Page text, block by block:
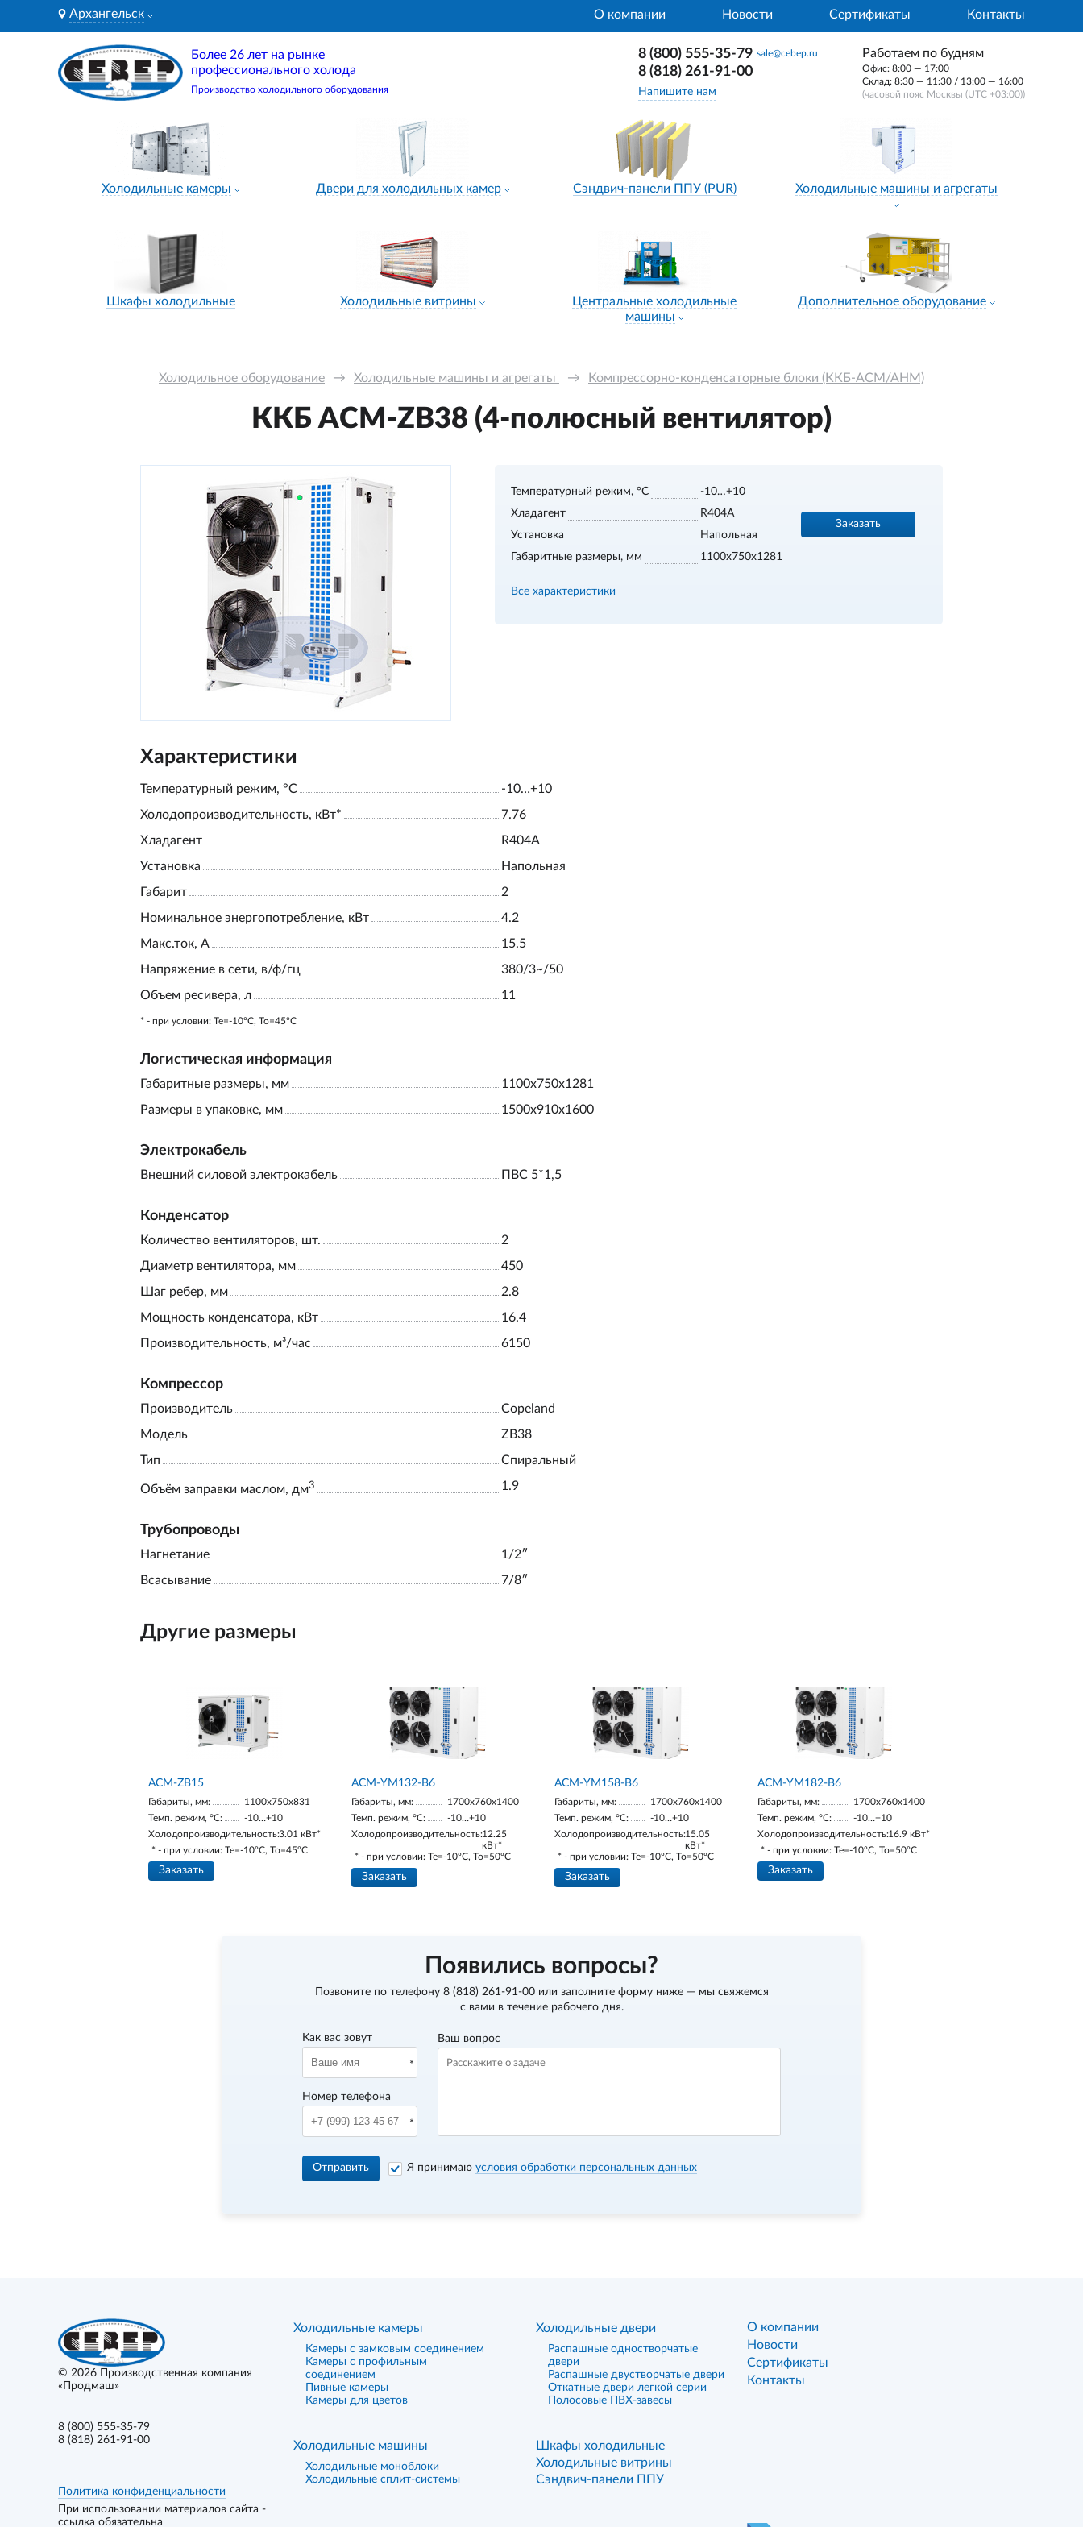
Архангельск О компании Новости Сертификаты Контакты
Более 26 лет на рынке
профессионального холода
Производство холодильного оборудования
8 (800) 555-35-79 sale@cebep.ru
8 (818) 261-91-00
Напишите нам
Работаем по будням
Офис: 8:00 — 17:00
Склад: 8:30 — 11:30 / 13:00 — 16:00
(часовой пояс Москвы (UTC +03:00))
Холодильные камеры Двери для холодильных камер Сэндвич-панели ППУ (PUR) Холодильные машины и агрегаты
Шкафы холодильные Холодильные витрины
Центральные холодильные
машины
Дополнительное оборудование
Холодильное оборудование → Холодильные машины и агрегаты → Компрессорно-конденсаторные блоки (ККБ-АСМ/АНМ)
ККБ ACM-ZB38 (4-полюсный вентилятор)
Температурный режим, °С
-10…+10
Хладагент
R404A
Установка
Напольная
Габаритные размеры, мм
1100х750х1281
Заказать
Все характеристики
Характеристики
Температурный режим, °С
-10…+10
Холодопроизводительность, кВт*
7.76
Хладагент
R404A
Установка
Напольная
Габарит
2
Номинальное энергопотребление, кВт
4.2
Макс.ток, А
15.5
Напряжение в сети, в/ф/гц
380/3~/50
Объем ресивера, л
11
* - при условии: Te=-10ºC, To=45ºC
Логистическая информация
Габаритные размеры, мм
1100х750х1281
Размеры в упаковке, мм
1500х910х1600
Электрокабель
Внешний силовой электрокабель ПВС 5*1,5
Конденсатор
Количество вентиляторов, шт.
2
Диаметр вентилятора, мм
450
Шаг ребер, мм
2.8
Мощность конденсатора, кВт
16.4
Производительность, м³/час
6150
Компрессор
Производитель
Copeland
Модель
ZB38
Тип
Спиральный
Объём заправки маслом, дм3 1.9
Трубопроводы
Нагнетание
1/2ʺ
Всасывание
7/8ʺ
Другие размеры
ACM-ZB15
Габариты, мм:
1100х750х831
Темп. режим, °С:
-10…+10
Холодопроизводительность:3.01 кВт*
* - при условии: Te=-10ºC, To=45ºC
Заказать
АСМ-YM132-В6
Габариты, мм:
1700х760х1400
Темп. режим, °С:
-10…+10
Холодопроизводительность:12.25
кВт*
* - при условии: Te=-10ºC, To=50ºC
Заказать
АСМ-YM158-В6
Габариты, мм:
1700х760х1400
Темп. режим, °С:
-10…+10
Холодопроизводительность:15.05
кВт*
* - при условии: Te=-10ºC, To=50ºC
Заказать
АСМ-YM182-В6
Габариты, мм:
1700х760х1400
Темп. режим, °С:
-10…+10
Холодопроизводительность:16.9 кВт*
* - при условии: Te=-10ºC, To=50ºC
Заказать
Появились вопросы?
Позвоните по телефону 8 (818) 261-91-00или заполните форму ниже — мы свяжемся
с вами в течение рабочего дня.
Как вас зовут
Номер телефона
Ваш вопрос
Отправить Я принимаю условия обработки персональных данных
© 2026
Производственная компания
«Продмаш»
8 (800) 555-35-79
8 (818) 261-91-00
Политика конфиденциальности
При использовании материалов сайта -
ссылка обязательна
Холодильные камеры
Камеры с замковым соединением
Камеры с профильным
соединением
Пивные камеры
Камеры для цветов
Холодильные двери
Распашные одностворчатые
двери
Распашные двустворчатые двери
Откатные двери легкой серии
Полосовые ПВХ-завесы
Холодильные машины
Холодильные моноблоки
Холодильные сплит-системы
Шкафы холодильные
Холодильные витрины
Сэндвич-панели ППУ
О компании
Новости
Сертификаты
Контакты